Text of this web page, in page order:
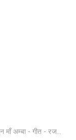
- गीत - रजनीश तिवारी 'अनपढ़ माशूक़'